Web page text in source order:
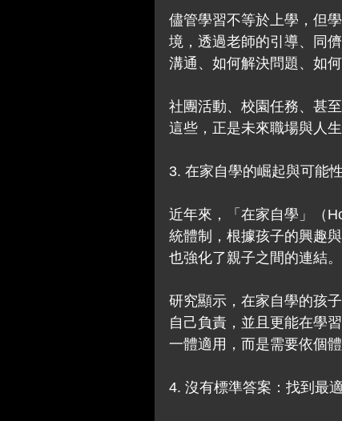
儘管學習不等於上學，但
境，透過老師的引導、同
溝通、如何解決問題、如
社團活動、校園任務、甚
這些，正是未來職場與人
3. 在家自學的崛起與可能性
近年來，「在家自學」（
統體制，根據孩子的興趣
也強化了親子之間的連結。
研究顯示，在家自學的孩
自己負責，並且更能在學
一體適用，而是需要依個體
4. 沒有標準答案：找到最